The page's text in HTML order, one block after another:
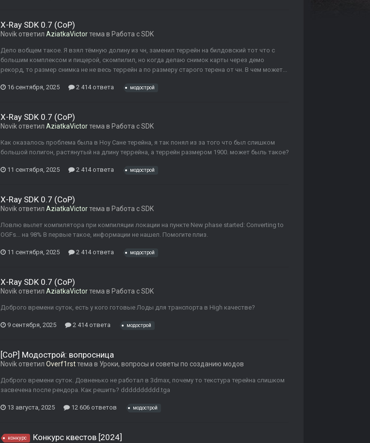
X-Ray SDK 0.7 (CoP)
Novik ответил AziatkaVictorтема в Работа с SDK
Дело вобщем такое. Я взял тёмную долину из чн, заменил террейн на билдовский тот что с
большим комплексом и пищерой, скомпилил, но когда делаю снимок карты через демо
рекорд, то размер снимка не не весь террейн а по размеру старого терена от чн. В чем может...
16 сентября, 2025 2 414 ответа модострой
X-Ray SDK 0.7 (CoP)
Novik ответил AziatkaVictorтема в Работа с SDK
Как оказалось проблема была в Ноу Сане терейна, я так понял из за того что был слишком
большой полигон, растянутый на длину террейна, а террейн размером 1900. может быль такое?
11 сентября, 2025 2 414 ответа модострой
X-Ray SDK 0.7 (CoP)
Novik ответил AziatkaVictorтема в Работа с SDK
Ловлю вылет компилятора при компиляции локации на пункте New phase started: Converting to
OGFs... на 98% В первые такое, информации не нашел. Помогите плиз.
11 сентября, 2025 2 414 ответа модострой
X-Ray SDK 0.7 (CoP)
Novik ответил AziatkaVictorтема в Работа с SDK
Доброго времени суток, есть у кого готовые Лоды для транспорта в High качестве?
9 сентября, 2025 2 414 ответа модострой
[CoP] Модострой: вопросница
Novik ответил Overf1rstтема в Уроки, вопросы и советы по созданию модов
Доброго времени суток. Довненько не работал в 3dmax, почему то текстура терейна слишком
засвечена после рендора. Как решить? dddddddddd.tga
13 августа, 2025 12 606 ответов модострой
конкурс Конкурс квестов [2024]